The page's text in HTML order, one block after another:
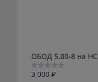
ОБОД 5.00-8 на HC
Оценка
3,000 ₽